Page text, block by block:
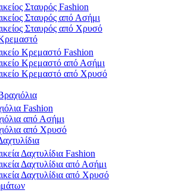
Σταυρός Fashion
Σταυρός από Ασήμι
Σταυρός από Χρυσό
Κρεμαστό Fashion
Κρεμαστό από Ασήμι
Κρεμαστό από Χρυσό
Fashion
από Ασήμι
από Χρυσό
Δαχτυλίδια Fashion
Δαχτυλίδια από Ασήμι
Δαχτυλίδια από Χρυσό